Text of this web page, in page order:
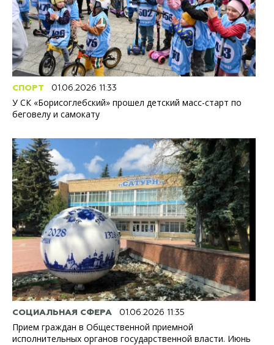
СПОРТ 01.06.2026 11:33
У СК «Борисоглебский» прошел детский масс-старт по
беговелу и самокату
СОЦИАЛЬНАЯ СФЕРА 01.06.2026 11:35
Прием граждан в Общественной приемной
исполнительных органов государственной власти. Июнь